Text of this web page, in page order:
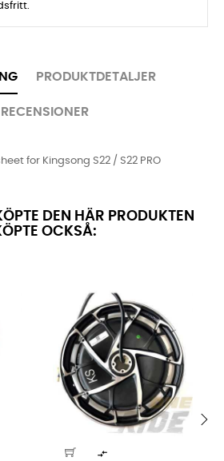
PRODUKTDETALJER
RECENSIONER
for Kingsong S22 / S22 PRO
DEN HÄR PRODUKTEN
OCKSÅ:
